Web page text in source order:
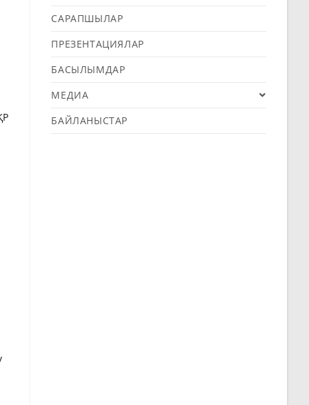
САРАПШЫЛАР
ПРЕЗЕНТАЦИЯЛАР
БАСЫЛЫМДАР
МЕДИА
БАЙЛАНЫСТАР